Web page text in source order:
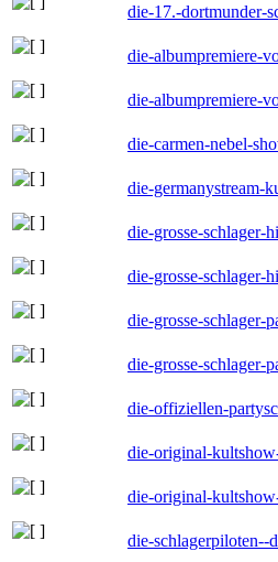
die-17.-dortmunder-
die-albumpremiere-
die-albumpremiere-
die-carmen-nebel-
die-germanystream-
die-grosse-schlager-
die-grosse-schlager-
die-grosse-schlager-
die-grosse-schlager-
die-offiziellen-
die-original-
die-original-
die-schlagerpiloten--